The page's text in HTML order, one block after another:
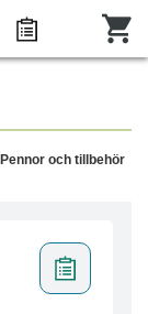
Pennor och tillbehör